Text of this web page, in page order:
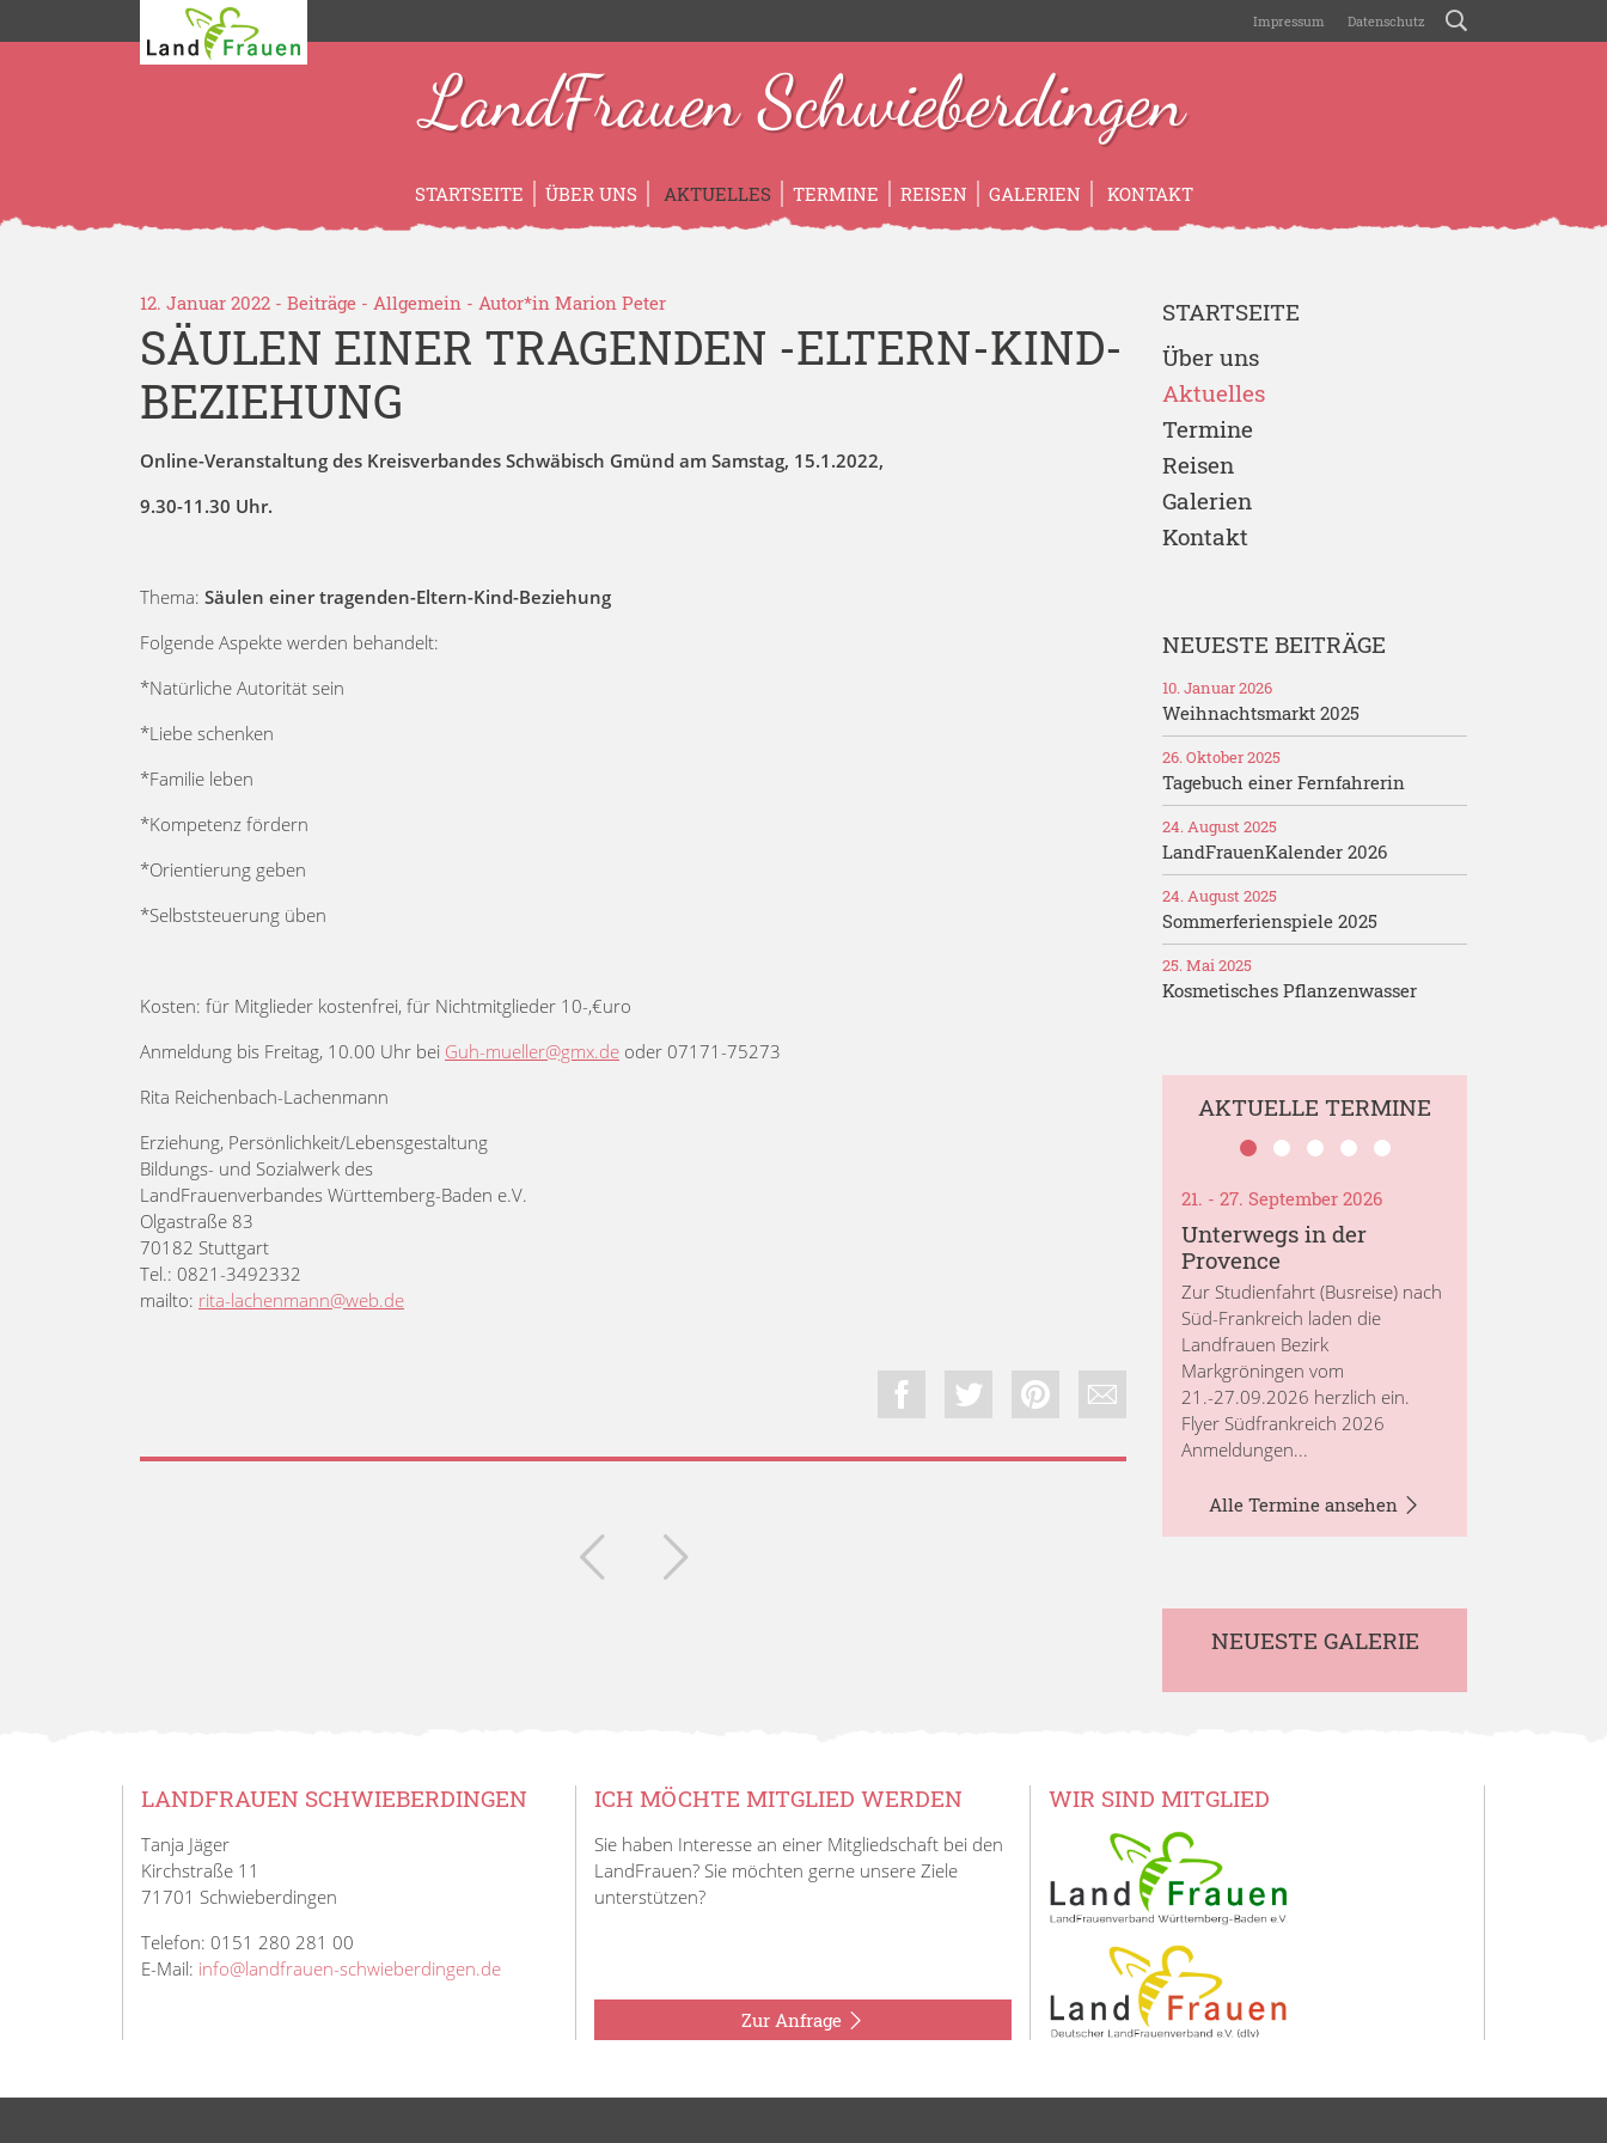
Impressum Datenschutz
LandFrauen Schwieberdingen
STARTSEITE ÜBER UNS AKTUELLES TERMINE REISEN GALERIEN KONTAKT
12. Januar 2022 - Beiträge - Allgemein - Autor*in Marion Peter
SÄULEN EINER TRAGENDEN -ELTERN-KIND-
BEZIEHUNG
Online-Veranstaltung des Kreisverbandes Schwäbisch Gmünd am Samstag, 15.1.2022,
9.30-11.30 Uhr.
Thema: Säulen einer tragenden-Eltern-Kind-Beziehung
Folgende Aspekte werden behandelt:
*Natürliche Autorität sein
*Liebe schenken
*Familie leben
*Kompetenz fördern
*Orientierung geben
*Selbststeuerung üben
Kosten: für Mitglieder kostenfrei, für Nichtmitglieder 10-,€uro
Anmeldung bis Freitag, 10.00 Uhr bei Guh-mueller@gmx.de oder 07171-75273
Rita Reichenbach-Lachenmann
Erziehung, Persönlichkeit/Lebensgestaltung
Bildungs- und Sozialwerk des
LandFrauenverbandes Württemberg-Baden e.V.
Olgastraße 83
70182 Stuttgart
Tel.: 0821-3492332
mailto: rita-lachenmann@web.de
STARTSEITE
Über uns
Aktuelles
Termine
Reisen
Galerien
Kontakt
NEUESTE BEITRÄGE
Weihnachtsmarkt 2025
10. Januar 2026
Tagebuch einer Fernfahrerin
26. Oktober 2025
LandFrauenKalender 2026
24. August 2025
Sommerferienspiele 2025
24. August 2025
Kosmetisches Pflanzenwasser
25. Mai 2025
AKTUELLE TERMINE
21. - 27. September 2026
Unterwegs in der
Provence
Zur Studienfahrt (Busreise) nach
Süd-Frankreich laden die
Landfrauen Bezirk
Markgröningen vom
21.-27.09.2026 herzlich ein.
Flyer Südfrankreich 2026
Anmeldungen...
Alle Termine ansehen
NEUESTE GALERIE
LANDFRAUEN SCHWIEBERDINGEN
Tanja Jäger
Kirchstraße 11
71701 Schwieberdingen
Telefon: 0151 280 281 00
E-Mail: info@landfrauen-schwieberdingen.de
ICH MÖCHTE MITGLIED WERDEN
Sie haben Interesse an einer Mitgliedschaft bei den
LandFrauen? Sie möchten gerne unsere Ziele
unterstützen?
Zur Anfrage
WIR SIND MITGLIED